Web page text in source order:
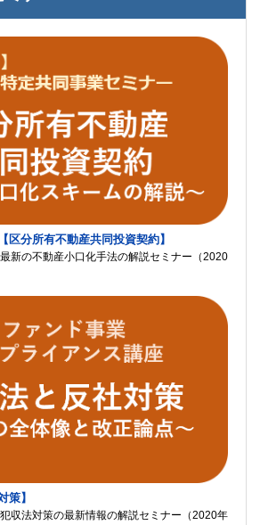
区分所有不動産共同投資契約】
新の不動産小口化手法の解説セミナー（2020
策】
収法対策の最新情報の解説セミナー（2020年